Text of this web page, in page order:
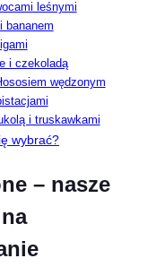
leśnymi
bananem
i czekoladą
wędzonym
i truskawkami
wybrać?
– nasze